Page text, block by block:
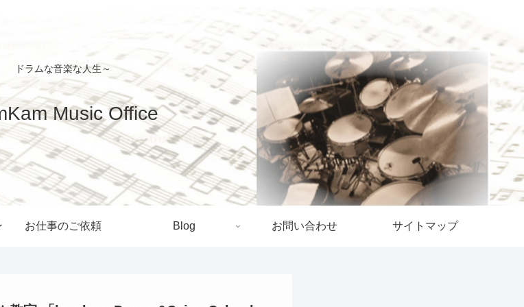
ドラムな音楽な人生～
Music Office
お仕事のご依頼 Blog お問い合わせ サイトマップ